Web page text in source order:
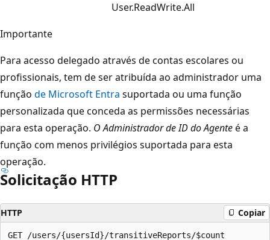
User.ReadWrite.All
Importante
Para acesso delegado através de contas escolares ou
profissionais, tem de ser atribuída ao administrador uma
função de Microsoft Entra suportada ou uma função
personalizada que conceda as permissões necessárias
para esta operação. O Administrador de ID do Agenteé a
função com menos privilégios suportada para esta
operação.
Solicitação HTTP
HTTP Copiar